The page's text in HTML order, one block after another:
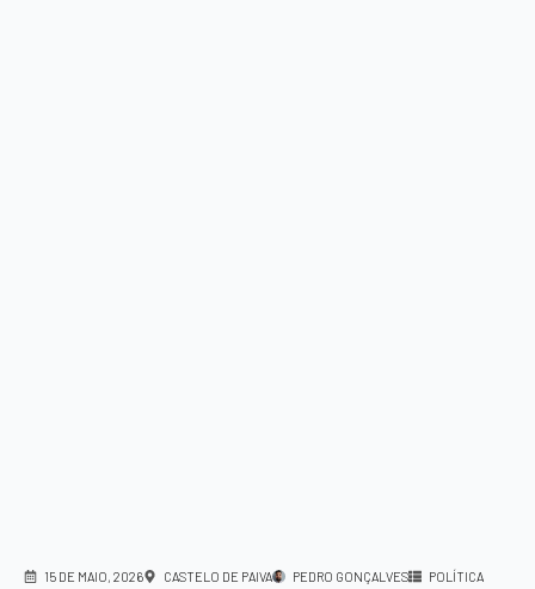
15 DE MAIO, 2026 CASTELO DE PAIVA PEDRO GONÇALVES POLÍTICA